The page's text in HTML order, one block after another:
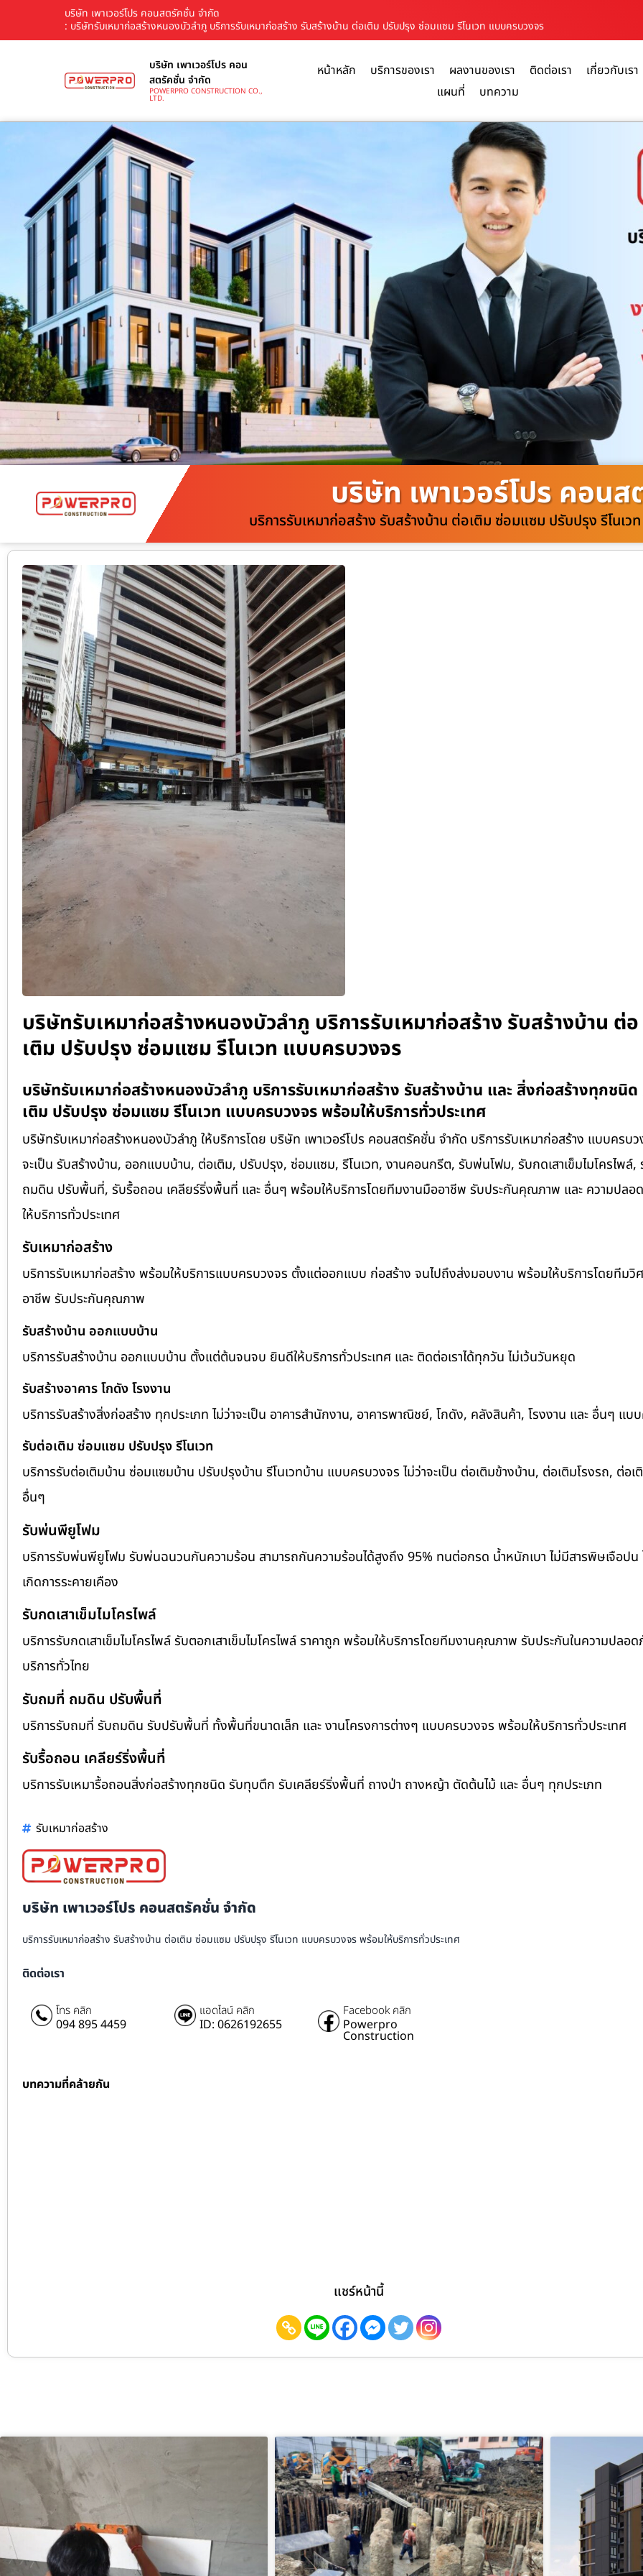
บริษัท เพาเวอร์โปร คอนสตรัคชั่น จำกัด
: บริษัทรับเหมาก่อสร้างหนองบัวลำภู บริการรับเหมาก่อสร้าง รับสร้างบ้าน ต่อเติม ปรับปรุง ซ่อมแซม รีโนเวท แบบครบวงจร
บริษัท เพาเวอร์โปร คอน
สตรัคชั่น จำกัด
POWERPRO CONSTRUCTION CO.,
LTD.
หน้าหลัก บริการของเรา ผลงานของเรา ติดต่อเรา
เกี่ยวกับเรา
แผนที่
บทความ
บริษัท เพาเวอร์โปร คอน
บริการรับเหมาก่อสร้าง รับสร้างบ้าน ต่อเติม ซ่อมแซม ปรับปรุง รีโนเ
บริษัทรับเหมาก่อสร้างหนองบัวลำภู บริการรับเหมาก่อสร้าง รับสร้างบ้าน ต่อ
เติม ปรับปรุง ซ่อมแซม รีโนเวท แบบครบวงจร
บริษัทรับเหมาก่อสร้างหนองบัวลำภู บริการรับเหมาก่อสร้าง รับสร้างบ้าน และ สิ่งก่อสร้างทุกชนิ
เติม ปรับปรุง ซ่อมแซม รีโนเวท แบบครบวงจร พร้อมให้บริการทั่วประเทศ
บริษัทรับเหมาก่อสร้างหนองบัวลำภู ให้บริการโดย บริษัท เพาเวอร์โปร คอนสตรัคชั่น จำกัด บริการรับเหมาก่อสร้าง แบบครบว
จะเป็น รับสร้างบ้าน, ออกแบบบ้าน, ต่อเติม, ปรับปรุง, ซ่อมแซม, รีโนเวท, งานคอนกรีต, รับพ่นโฟม, รับกดเสาเข็มไมโครไพล์
ถมดิน ปรับพื้นที่, รับรื้อถอน เคลียร์ริ่งพื้นที่ และ อื่นๆ พร้อมให้บริการโดยทีมงานมืออาชีพ รับประกันคุณภาพ และ ความปล
ให้บริการทั่วประเทศ
รับเหมาก่อสร้าง
บริการรับเหมาก่อสร้าง พร้อมให้บริการแบบครบวงจร ตั้งแต่ออกแบบ ก่อสร้าง จนไปถึงส่งมอบงาน พร้อมให้บริการโดยทีมวิ
อาชีพ รับประกันคุณภาพ
รับสร้างบ้าน ออกแบบบ้าน
บริการรับสร้างบ้าน ออกแบบบ้าน ตั้งแต่ต้นจนจบ ยินดีให้บริการทั่วประเทศ และ ติดต่อเราได้ทุกวัน ไม่เว้นวันหยุด
รับสร้างอาคาร โกดัง โรงงาน
บริการรับสร้างสิ่งก่อสร้าง ทุกประเภท ไม่ว่าจะเป็น อาคารสำนักงาน, อาคารพาณิชย์, โกดัง, คลังสินค้า, โรงงาน และ อื่นๆ แบ
รับต่อเติม ซ่อมแซม ปรับปรุง รีโนเวท
บริการรับต่อเติมบ้าน ซ่อมแซมบ้าน ปรับปรุงบ้าน รีโนเวทบ้าน แบบครบวงจร ไม่ว่าจะเป็น ต่อเติมข้างบ้าน, ต่อเติมโรงรถ, ต่อเ
อื่นๆ
รับพ่นพียูโฟม
บริการรับพ่นพียูโฟม รับพ่นฉนวนกันความร้อน สามารถกันความร้อนได้สูงถึง 95% ทนต่อกรด น้ำหนักเบา ไม่มีสารพิษเจือปน
เกิดการระคายเคือง
รับกดเสาเข็มไมโครไพล์
บริการรับกดเสาเข็มไมโครไพล์ รับตอกเสาเข็มไมโครไพล์ ราคาถูก พร้อมให้บริการโดยทีมงานคุณภาพ รับประกันในความปลอด
บริการทั่วไทย
รับถมที่ ถมดิน ปรับพื้นที่
บริการรับถมที่ รับถมดิน รับปรับพื้นที่ ทั้งพื้นที่ขนาดเล็ก และ งานโครงการต่างๆ แบบครบวงจร พร้อมให้บริการทั่วประเทศ
รับรื้อถอน เคลียร์ริ่งพื้นที่
บริการรับเหมารื้อถอนสิ่งก่อสร้างทุกชนิด รับทุบตึก รับเคลียร์ริ่งพื้นที่ ถางป่า ถางหญ้า ตัดต้นไม้ และ อื่นๆ ทุกประเภท
รับเหมาก่อสร้าง
บริษัท เพาเวอร์โปร คอนสตรัคชั่น จำกัด
บริการรับเหมาก่อสร้าง รับสร้างบ้าน ต่อเติม ซ่อมแซม ปรับปรุง รีโนเวท แบบครบวงจร พร้อมให้บริการทั่วประเทศ
ติดต่อเรา
โทร คลิก
094 895 4459
แอดไลน์ คลิก
ID: 0626192655
Facebook คลิก
Powerpro
Construction
บทความที่คล้ายกัน
แชร์หน้านี้